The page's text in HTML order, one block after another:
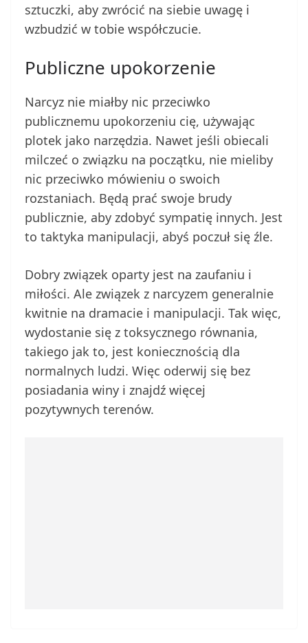
sztuczki, aby zwrócić na siebie uwagę i
wzbudzić w tobie współczucie.
Publiczne upokorzenie
Narcyz nie miałby nic przeciwko
publicznemu upokorzeniu cię, używając
plotek jako narzędzia. Nawet jeśli obiecali
milczeć o związku na początku, nie mieliby
nic przeciwko mówieniu o swoich
rozstaniach. Będą prać swoje brudy
publicznie, aby zdobyć sympatię innych. Jest
to taktyka manipulacji, abyś poczuł się źle.
Dobry związek oparty jest na zaufaniu i
miłości. Ale związek z narcyzem generalnie
kwitnie na dramacie i manipulacji. Tak więc,
wydostanie się z toksycznego równania,
takiego jak to, jest koniecznością dla
normalnych ludzi. Więc oderwij się bez
posiadania winy i znajdź więcej
pozytywnych terenów.